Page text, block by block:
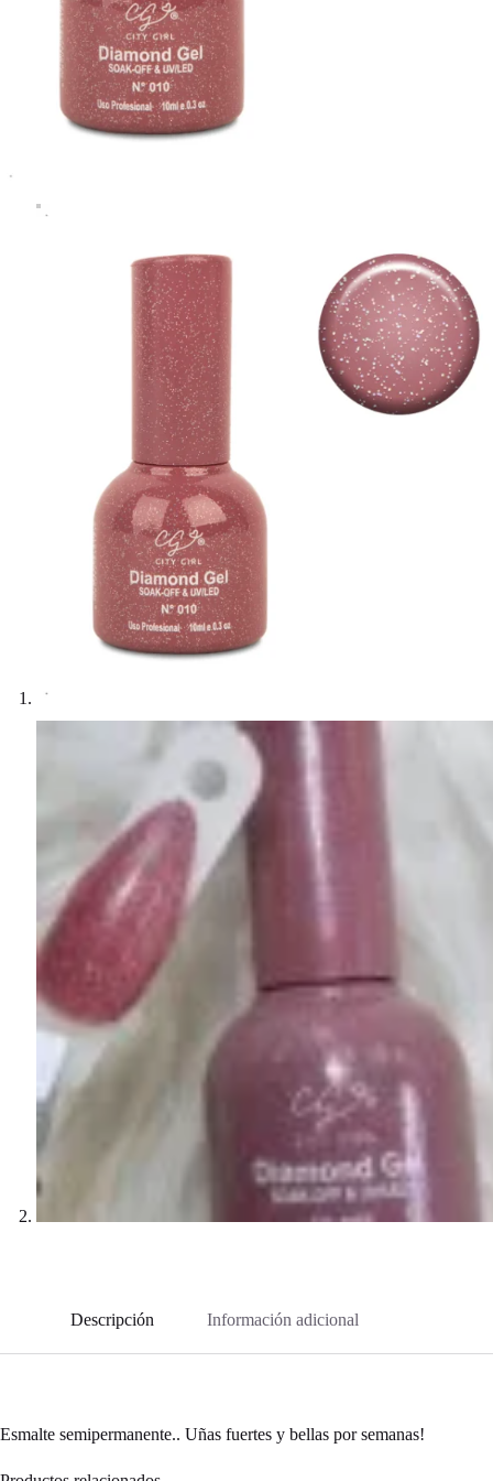
Descripción Información adicional
Esmalte semipermanente.. Uñas fuertes y bellas por semanas!